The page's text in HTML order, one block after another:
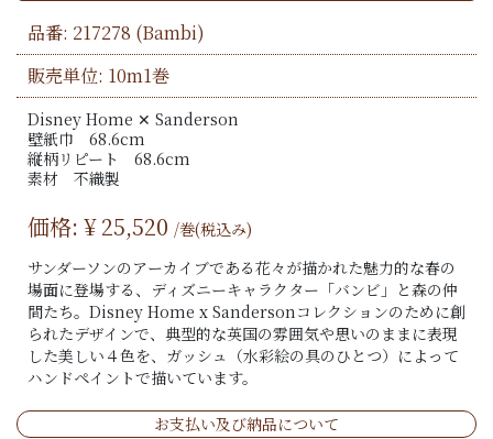
品番: 217278 (Bambi)
販売単位: 10m1巻
Disney Home ✕ Sanderson
壁紙巾 68.6cm
縦柄リピート 68.6cm
素材 不織製
価格: ¥25,520 /巻(税込み)
サンダーソンのアーカイブである花々が描かれた魅力的な春の
場面に登場する、ディズニーキャラクター「バンビ」と森の仲
間たち。Disney Home x Sandersonコレクションのために創
られたデザインで、典型的な英国の雰囲気や思いのままに表現
した美しい４色を、ガッシュ（水彩絵の具のひとつ）によって
ハンドペイントで描いています。
お支払い及び納品について